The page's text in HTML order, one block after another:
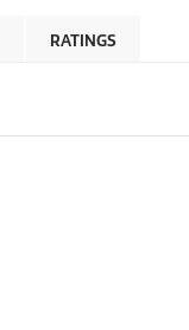
RATINGS